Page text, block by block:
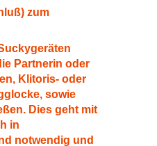
zum
Partnerin oder
Klitoris- oder
sowie
Dies geht mit
in
notwendig und